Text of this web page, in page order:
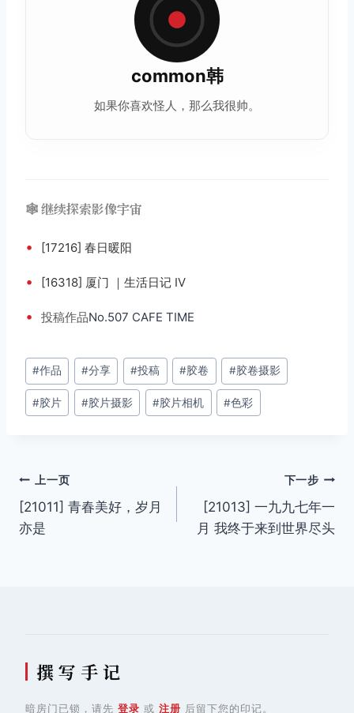
common韩
如果你喜欢怪人，那么我很帅。
🕸️ 继续探索影像宇宙
• [17216] 春日暖阳
• [16318] 厦门 ｜生活日记 IV
• 投稿作品No.507 CAFE TIME
文
章
标
#作品 #分享 #投稿 #胶卷 #胶卷摄影
#胶片 #胶片摄影 #胶片相机 #色彩
文
章
上一页
[21011] 青春美好，岁月
亦是
下一步
[21013] 一九九七年一
月 我终于来到世界尽头
撰 写 手 记
暗房门已锁，请先 登录 或 注册 后留下您的印记。